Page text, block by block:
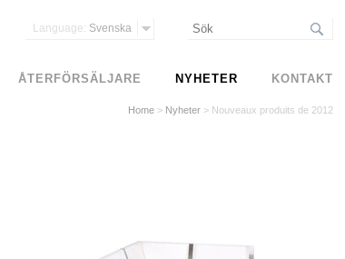
Home> Nyheter> Nouveaux produits de 2012
ÅTERFÖRSÄLJARE NYHETER KONTAKT
Language: Svenska